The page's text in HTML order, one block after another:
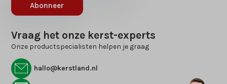
Abonneer
Vraag het onze kerst-experts
Onze productspecialisten helpen je graag
hallo@kerstland.nl